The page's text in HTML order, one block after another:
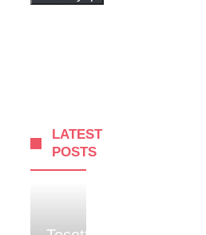
LATEST
POSTS